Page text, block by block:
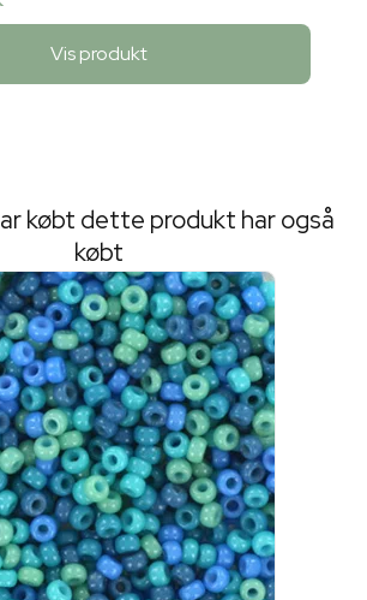
Vis produkt
købt dette produkt har også
købt